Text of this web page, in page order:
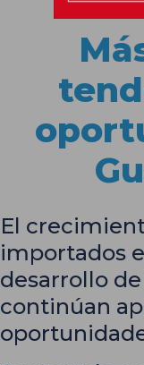
El
importados
desarrollo
continúan